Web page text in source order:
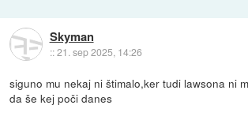
Skyman
::21. sep 2025, 14:26
siguno mu nekaj ni štimalo,ker tudi lawsona ni
da še kej poči danes